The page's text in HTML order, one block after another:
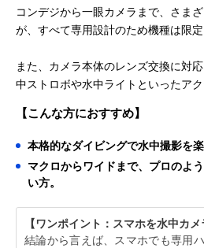
コンデジから一眼カメラまで、さま
が、すべて専用設計のため機種は限定
また、カメラ本体のレンズ交換に対
中ストロボや水中ライトといったアク
【こんな方におすすめ】
本格的なダイビングで水中撮影を楽
マクロからワイドまで、プロのよ
い方。
【ワンポイント：スマホを水中カメ
結論から言えば、スマホでも専用